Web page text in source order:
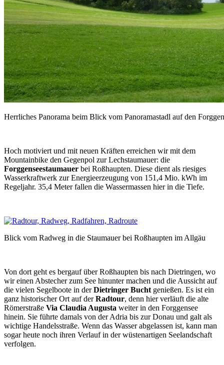
Herrliches Panorama beim Blick vom Panoramastadl auf den
Hoch motiviert und mit neuen Kräften erreichen wir mit dem
Mountainbike den Gegenpol zur Lechstaumauer: die
Forggenseestaumauer bei Roßhaupten. Diese dient als riesiges
Wasserkraftwerk zur Energieerzeugung von 151,4 Mio. kWh im
Regeljahr. 35,4 Meter fallen die Wassermassen hier in die Tiefe.
Blick vom Radweg in die Staumauer bei Roßhaupten im Allgäu
Von dort geht es bergauf über Roßhaupten bis nach Dietringen, wo
wir einen Abstecher zum See hinunter machen und die Aussicht auf
die vielen Segelboote in derDietringer Bucht genießen. Es ist ein
ganz historischer Ort auf derRadtour, denn hier verläuft die alte
Römerstraße Via Claudia Augusta weiter in den Forggensee
hinein. Sie führte damals von der Adria bis zur Donau und galt als
wichtige Handelsstraße. Wenn das Wasser abgelassen ist, kann man
sogar heute noch ihren Verlauf in der wüstenartigen Seelandschaft
verfolgen.